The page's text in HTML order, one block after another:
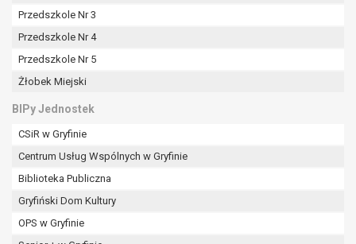
Przedszkole Nr 3
Przedszkole Nr 4
Przedszkole Nr 5
Żłobek Miejski
BIPy Jednostek
CSiR w Gryfinie
Centrum Usług Wspólnych w Gryfinie
Biblioteka Publiczna
Gryfiński Dom Kultury
OPS w Gryfinie